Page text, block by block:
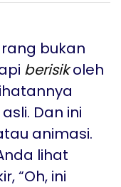
bukan
berisikoleh
Dan ini
animasi.
lihat
“Oh, ini